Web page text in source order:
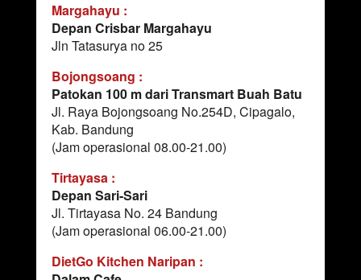
Margahayu :
Depan Crisbar Margahayu
Jln Tatasurya no 25
Bojongsoang :
Patokan 100 m dari Transmart Buah Batu
Jl. Raya Bojongsoang No.254D, Cipagalo,
Kab. Bandung
(Jam operasional 08.00-21.00)
Tirtayasa :
Depan Sari-Sari
Jl. Tirtayasa No. 24 Bandung
(Jam operasional 06.00-21.00)
DietGo Kitchen Naripan :